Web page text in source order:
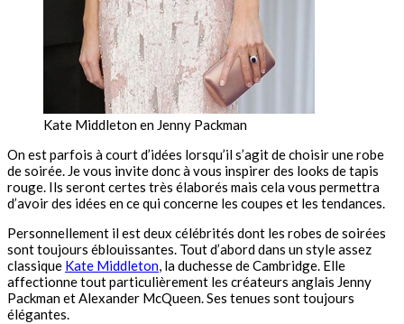
Kate Middleton en Jenny Packman
On est parfois à court d’idées lorsqu’il s’agit de choisir une robe
de soirée. Je vous invite donc à vous inspirer des looks de tapis
rouge. Ils seront certes très élaborés mais cela vous permettra
d’avoir des idées en ce qui concerne les coupes et les tendances.
Personnellement il est deux célébrités dont les robes de soirées
sont toujours éblouissantes. Tout d’abord dans un style assez
classique Kate Middleton, la duchesse de Cambridge. Elle
affectionne tout particulièrement les créateurs anglais Jenny
Packman et Alexander McQueen. Ses tenues sont toujours
élégantes.